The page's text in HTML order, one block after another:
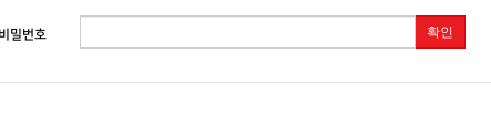
비밀번호 확인